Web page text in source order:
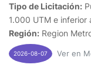
Tipo de Licitación:
1.000 UTM e inferior
Región: Region
2026-08-07 Ver en